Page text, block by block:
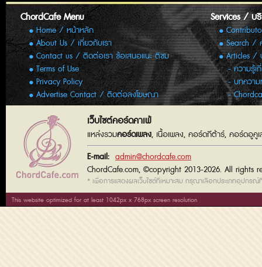
ChordCafe Menu
Home / หน้าหลัก
About Us / เกี่ยวกับเรา
Contact us / ติดต่อเรา ข้อเสนอแนะ ติชม
Terms of Use
Privacy Policy
Advertise Contact / ติดต่อลงโฆษณา
Services / บ
Search /
Articles /
ความรู้
บทความ
เว็บไซต์คอร์ดคาเฟ่
แหล่งรวมคอร์ดเพลง, เนื้อเพลง, คอร์ดกีต้าร์, คอร์ดอูคู
E-mail: admin@chordcafe.com
ChordCafe.com, ©copyright 2013-2026. All rights
* เพื่อการแสดงผลเว็บไซต์ที่เหมาะสม กรุณาเลือกประเภทอุปกรณ์
This website optimized for at least 1042px x 768px screen resolution